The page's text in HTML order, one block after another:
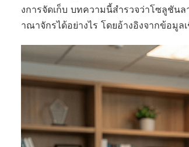
งการจัดเก็บ บทความนี้สำรวจว่าโซลูชัน
าณาจักรได้อย่างไร โดยอ้างอิงจากข้อมู